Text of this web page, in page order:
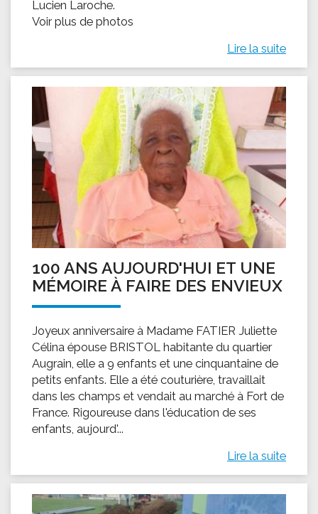
Lucien Laroche.
Voir plus de photos
Lire la suite
100 ANS AUJOURD'HUI ET UNE
MÉMOIRE À FAIRE DES ENVIEUX
Joyeux anniversaire à Madame FATIER Juliette
Célina épouse BRISTOL habitante du quartier
Augrain, elle a 9 enfants et une cinquantaine de
petits enfants. Elle a été couturière, travaillait
dans les champs et vendait au marché à Fort de
France. Rigoureuse dans l'éducation de ses
enfants, aujourd'...
Lire la suite